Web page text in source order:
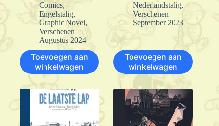
Comics,
Engelstalig,
Graphic Novel,
Verschenen
Augustus 2024
Toevoegen aan
winkelwagen
Nederlandstalig,
Verschenen
September 2023
Toevoegen aan
winkelwagen